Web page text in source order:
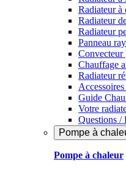
Radiateur à
Radiateur
Radiateur
Panneau
Convecteur
Chauffage
Radiateur
Guide
Votre
Questions /
Pompe à
Pompe à chaleur